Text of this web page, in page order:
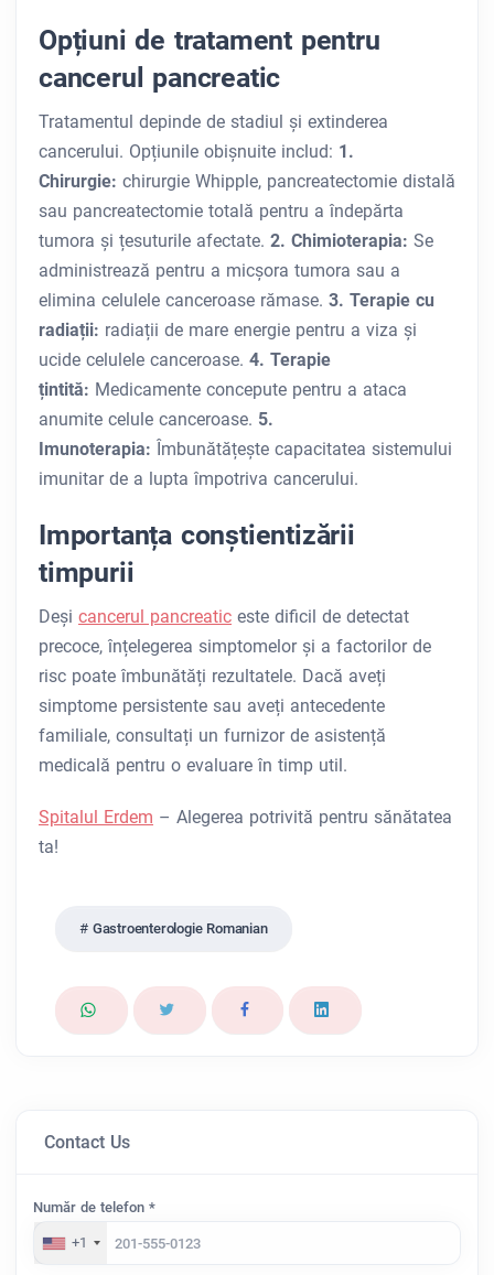
Opțiuni de tratament pentru
cancerul pancreatic
Tratamentul depinde de stadiul și extinderea
cancerului. Opțiunile obișnuite includ: 1.
Chirurgie: chirurgie Whipple, pancreatectomie distală
sau pancreatectomie totală pentru a îndepărta
tumora și țesuturile afectate. 2. Chimioterapia: Se
administrează pentru a micșora tumora sau a
elimina celulele canceroase rămase. 3. Terapie cu
radiații: radiații de mare energie pentru a viza și
ucide celulele canceroase. 4. Terapie
țintită: Medicamente concepute pentru a ataca
anumite celule canceroase. 5.
Imunoterapia: Îmbunătățește capacitatea sistemului
imunitar de a lupta împotriva cancerului.
Importanța conștientizării
timpurii
Deși cancerul pancreatic este dificil de detectat
precoce, înțelegerea simptomelor și a factorilor de
risc poate îmbunătăți rezultatele. Dacă aveți
simptome persistente sau aveți antecedente
familiale, consultați un furnizor de asistență
medicală pentru o evaluare în timp util.
Spitalul Erdem – Alegerea potrivită pentru sănătatea
ta!
Gastroenterologie Romanian
Contact Us
Număr de telefon *
+1